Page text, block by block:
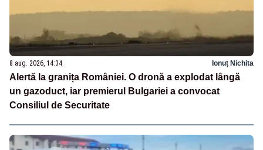
8 aug. 2026, 14:34 Ionuț Nichita
Alertă la granița României. O dronă a explodat lângă
un gazoduct, iar premierul Bulgariei a convocat
Consiliul de Securitate